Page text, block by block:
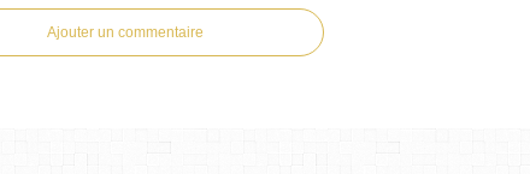
Ajouter un commentaire